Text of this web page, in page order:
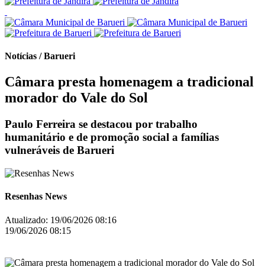
Notícias / Barueri
Câmara presta homenagem a tradicional
morador do Vale do Sol
Paulo Ferreira se destacou por trabalho
humanitário e de promoção social a famílias
vulneráveis de Barueri
Resenhas News
Atualizado: 19/06/2026 08:16
19/06/2026 08:15